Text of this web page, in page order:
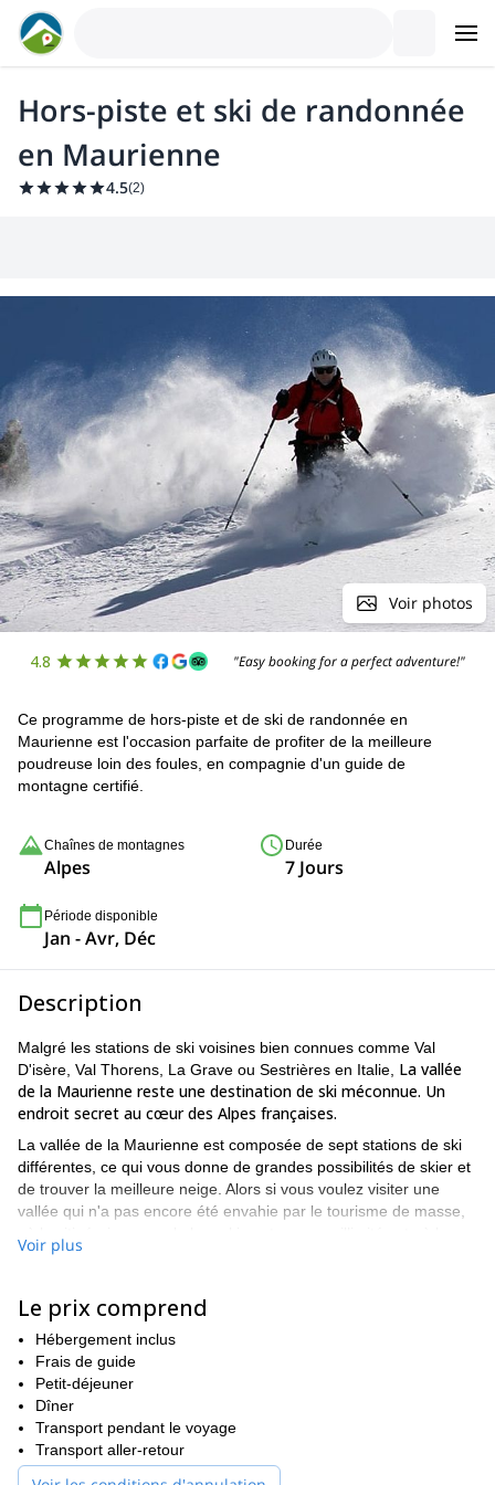
Hors-piste et ski de randonnée
en Maurienne
4.5(2)
Voir photos
4.8 "Easy booking for a perfect adventure!"
Ce programme de hors-piste et de ski de randonnée en
Maurienne est l'occasion parfaite de profiter de la meilleure
poudreuse loin des foules, en compagnie d'un guide de
montagne certifié.
Chaînes de montagnes
Alpes
Durée
7 Jours
Période disponible
Jan - Avr, Déc
Description
Malgré les stations de ski voisines bien connues comme Val
D'isère, Val Thorens, La Grave ou Sestrières en Italie, La vallée
de la Maurienne reste une destination de ski méconnue. Un
endroit secret au cœur des Alpes françaises.
La vallée de la Maurienne est composée de sept stations de ski
différentes, ce qui vous donne de grandes possibilités de skier et
de trouver la meilleure neige. Alors si vous voulez visiter une
vallée qui n'a pas encore été envahie par le tourisme de masse,
concurrence hors piste est proche de rien, alors réservez votre
Qualité et variation
Il y a sept stations très différentes sur 50 km (carte) qui,
ensemble, offrent une grande variation de terrain, d'altitude,
d'orientation et de pente. Il y a des glaciers alpins à Bonneval, du
ski de forêt à Val Cenis, des pentes exposées au nord à
Termignon et des pentes exposées au sud à Aussois. La vallée
de la Maurienne est également reliée à Val Thorens et aux 3
Vallées et n'est pas loin de Sestrière en Italie. Cette variation
Voir plus
Le prix comprend
Hébergement inclus
Frais de guide
Petit-déjeuner
Dîner
Transport pendant le voyage
Transport aller-retour